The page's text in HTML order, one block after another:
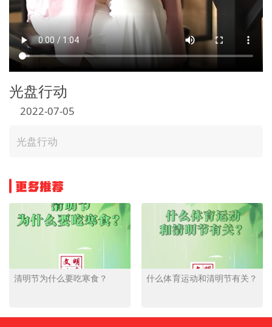
光盘行动
2022-07-05
光盘行动
更多推荐
清明节为什么要吃寒食？ 什么体育运动和清明节有关？